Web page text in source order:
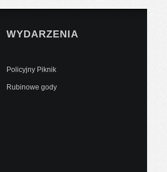
WYDARZENIA
Policyjny Piknik
Rubinowe gody